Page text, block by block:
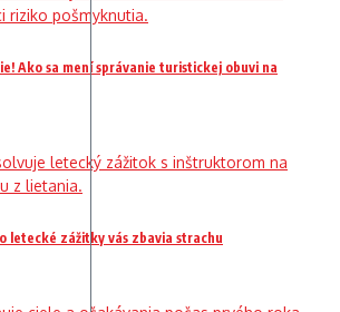
Ako sa mení správanie turistickej obuvi na
letecké zážitky vás zbavia strachu